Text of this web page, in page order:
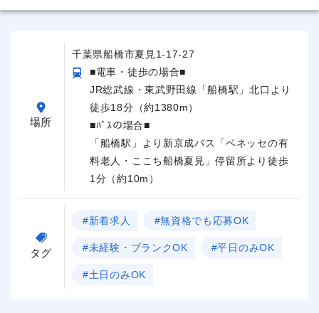
場所
千葉県船橋市夏見1-17-27
■電車・徒歩の場合■
JR総武線・東武野田線「船橋駅」北口より
徒歩18分（約1380m）
■ﾊﾞｽの場合■
「船橋駅」より新京成バス「ベネッセの有
料老人・ここち船橋夏見」停留所より徒歩
1分（約10m）
タグ
#新着求人 #無資格でも応募OK
#未経験・ブランクOK #平日のみOK
#土日のみOK